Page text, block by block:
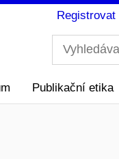
Registrovat
Publikační etika